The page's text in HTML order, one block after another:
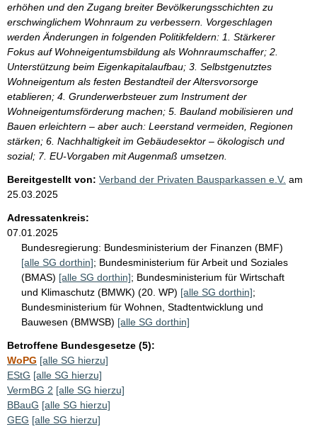
erhöhen und den Zugang breiter Bevölkerungsschichten zu
erschwinglichem Wohnraum zu verbessern. Vorgeschlagen
werden Änderungen in folgenden Politikfeldern: 1. Stärkerer
Fokus auf Wohneigentumsbildung als Wohnraumschaffer; 2.
Unterstützung beim Eigenkapitalaufbau; 3. Selbstgenutztes
Wohneigentum als festen Bestandteil der Altersvorsorge
etablieren; 4. Grunderwerbsteuer zum Instrument der
Wohneigentumsförderung machen; 5. Bauland mobilisieren und
Bauen erleichtern – aber auch: Leerstand vermeiden, Regionen
stärken; 6. Nachhaltigkeit im Gebäudesektor – ökologisch und
sozial; 7. EU-Vorgaben mit Augenmaß umsetzen.
Bereitgestellt von: Verband der Privaten Bausparkassen e.V. am
25.03.2025
Adressatenkreis:
07.01.2025
Bundesregierung: Bundesministerium der Finanzen (BMF)
[alle SG dorthin]; Bundesministerium für Arbeit und Soziales
(BMAS) [alle SG dorthin]; Bundesministerium für Wirtschaft
und Klimaschutz (BMWK) (20. WP) [alle SG dorthin];
Bundesministerium für Wohnen, Stadtentwicklung und
Bauwesen (BMWSB) [alle SG dorthin]
Betroffene Bundesgesetze (5):
WoPG [alle SG hierzu]
EStG [alle SG hierzu]
VermBG 2 [alle SG hierzu]
BBauG [alle SG hierzu]
GEG [alle SG hierzu]